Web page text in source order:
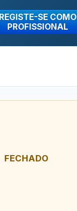
REGISTE-SE COMO
PROFISSIONAL
FECHADO